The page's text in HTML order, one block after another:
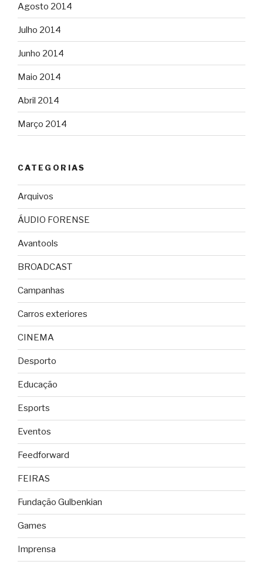
Agosto 2014
Julho 2014
Junho 2014
Maio 2014
Abril 2014
Março 2014
CATEGORIAS
Arquivos
ÁUDIO FORENSE
Avantools
BROADCAST
Campanhas
Carros exteriores
CINEMA
Desporto
Educação
Esports
Eventos
Feedforward
FEIRAS
Fundação Gulbenkian
Games
Imprensa